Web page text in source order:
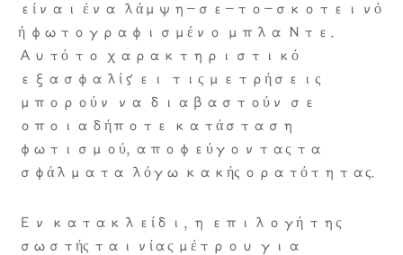
είναι ένα λάμψη-σε-το-σκοτεινό
ή φωτογραφισμένο μπλα Ντε.
Αυτό το χαρακτηριστικό
εξασφαλίζει τις μετρήσεις
μπορούν να διαβαστούν σε
οποιαδήποτε κατάσταση
φωτισμού, αποφεύγοντας τα
σφάλματα λόγω κακής ορατότητας.
Εν κατακλείδι, η επιλογή της
σωστής ταινίας μέτρου για